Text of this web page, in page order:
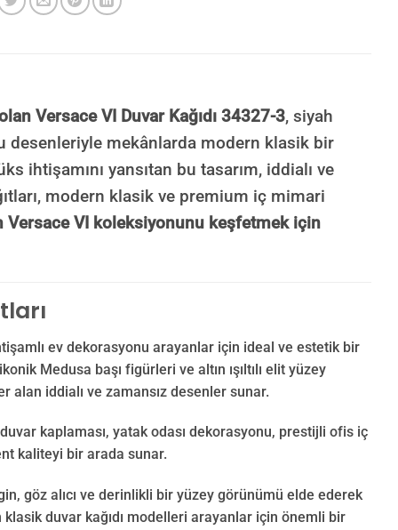
Versace VI Duvar Kağıdı 34327-3, siyah
desenleriyle mekânlarda modern klasik bir
ihtişamını yansıtan bu tasarım, iddialı ve
modern klasik ve premium iç mimari
Versace VI koleksiyonunu keşfetmek için
ev dekorasyonu arayanlar için ideal ve estetik bir
Medusa başı figürleri ve altın ışıltılı elit yüzey
alan iddialı ve zamansız desenler sunar.
kaplaması, yatak odası dekorasyonu, prestijli ofis iç
kaliteyi bir arada sunar.
göz alıcı ve derinlikli bir yüzey görünümü elde ederek
duvar kağıdı modelleri arayanlar için önemli bir